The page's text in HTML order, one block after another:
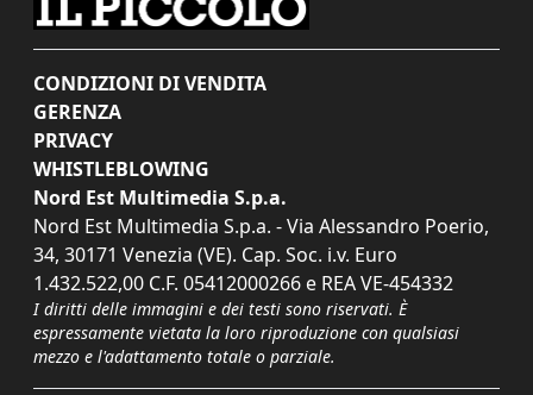
CONDIZIONI DI VENDITA
GERENZA
PRIVACY
WHISTLEBLOWING
Nord Est Multimedia S.p.a.
Nord Est Multimedia S.p.a. - Via Alessandro Poerio,
34, 30171 Venezia (VE). Cap. Soc. i.v. Euro
1.432.522,00 C.F. 05412000266 e REA VE-454332
I diritti delle immagini e dei testi sono riservati. È
espressamente vietata la loro riproduzione con qualsiasi
mezzo e l'adattamento totale o parziale.